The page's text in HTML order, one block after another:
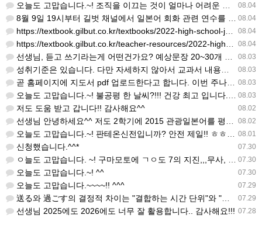
08.04
오늘도 고맙습니다.~! 조직을 이끄는 것이 얼마나 어려운 일일까요? 우선 봉사하는 마음이 필요!!! 감사해요…
08.04
8월 9일 19시부터 길벗 채널에서 일본어 회화 관련 연수를 저작 직강으로 한다고 합니다. 많이 도움이 되실…
08.04
https://textbook.gilbut.co.kr/textbooks/2022-high-school-jap…
08.04
https://textbook.gilbut.co.kr/teacher-resources/2022-high-sc…
08.03
선생님, 듣고 쓰기라는게 어떤건가요? 예상문장 20~30개 중 몇개를 틀어주고 들리는대로 쓰는 건가요? 자세…
08.03
성취기준은 있습니다. 다만 자세하지 않아서 교과서 내용에 맞게 좀 더 구체적으로 재구조화를 하신 선생님이 계…
08.03
곧 홈페이지에 지도서 pdf 업로드한다고 합니다. 이번 주나 다음 주에 e-book 기반 전자저작물도 업로드…
08.03
오늘도 고맙습니다.~! 불공평 한 날씨?!!! 건강 최고 입니다. ^^
08.02
저도 도움 받고 갑니다!! 감사해요^^
08.02
선생님 안녕하세요^^ 저도 2학기에 2015 관광일본어를 평가계획을 세우려고 하는데. ..아무리 찾아도 없어…
08.01
오늘도 고맙습니다.~! 판테온신전입니까? 안전 제일!! ㅎㅎ 감사해요. ^^
07.30
신청했습니다.^^*
07.30
ㅇ늘도 고맙습니다. ~! 구마모토에 ㄱㅇ도 7의 지진,,,무사, 안전을 기도 합니다. 감사해요...
07.30
오늘도 고맙습니다.~! ^^
07.29
오늘도 고맙습니다.~~~~!! ^^^
07.29
送る와 過ごす의 결정적 차이는 "결합하는 시간 단위"와 "묘사 대상"입니다. 過ごす 하루, 오후, 주말, 휴…
07.28
선생님 2025에도 2026에도 너무 잘 활용합니다.. 감사해요!!!